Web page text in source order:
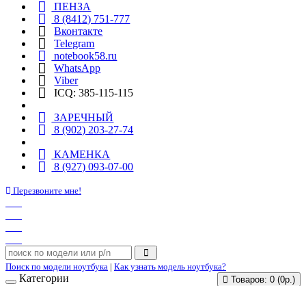
ПЕНЗА
8 (8412) 751-777
Вконтакте
Telegram
notebook58.ru
WhatsApp
Viber
ICQ: 385-115-115
ЗАРЕЧНЫЙ
8 (902) 203-27-74
КАМЕНКА
8 (927) 093-07-00
Перезвоните мне!
Поиск по модели ноутбука | Как узнать модель ноутбука?
Товаров: 0 (0р.)
Категории